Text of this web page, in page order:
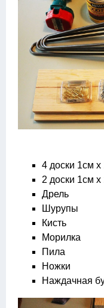
4 доски 1см
2 доски 1см
Дрель
Шурупы
Кисть
Морилка
Пила
Ножки
Наждачная